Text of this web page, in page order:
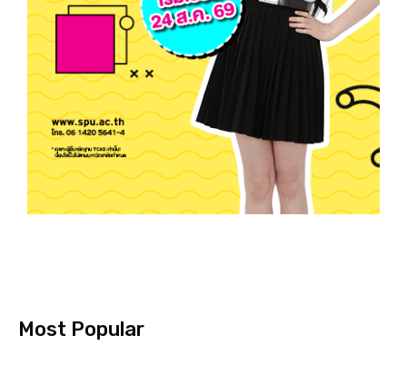
Most Popular